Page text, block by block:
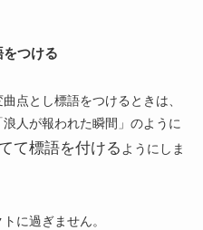
つける
点とし標語をつけるときは、
浪人が報われた瞬間 」のように
て標語を付けるようにしま
に過ぎません。